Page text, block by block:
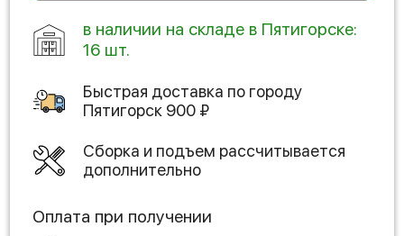
в наличии на складе в Пятигорске:
16 шт.
Быстрая доставка по городу
Пятигорск 900 ₽
Сборка и подъем рассчитывается
дополнительно
Оплата при получении